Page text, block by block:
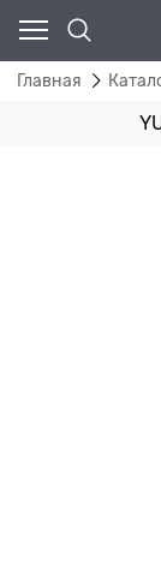
Главная